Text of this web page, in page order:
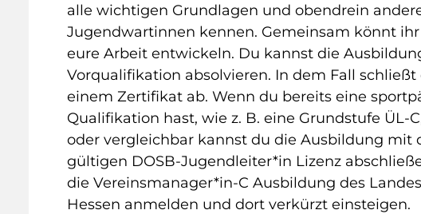
alle wichtigen Grundlagen und obendrein
Jugendwartinnen kennen. Gemeinsam könnt
eure Arbeit entwickeln. Du kannst die
Vorqualifikation absolvieren. In dem Fall
einem Zertifikat ab. Wenn du bereits eine
Qualifikation hast, wie z. B. eine Grundstufe ÜL-
oder vergleichbar kannst du die Ausbildung mit
gültigen DOSB-Jugendleiter*in Lizenz
die Vereinsmanager*in-C Ausbildung des
Hessen anmelden und dort verkürzt einsteigen.